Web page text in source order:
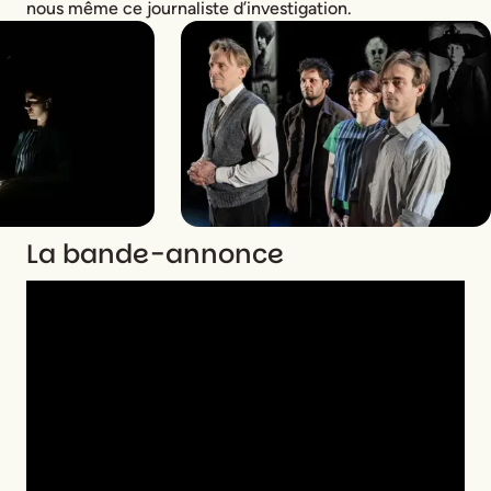
nous même ce journaliste d’investigation.
La bande-annonce